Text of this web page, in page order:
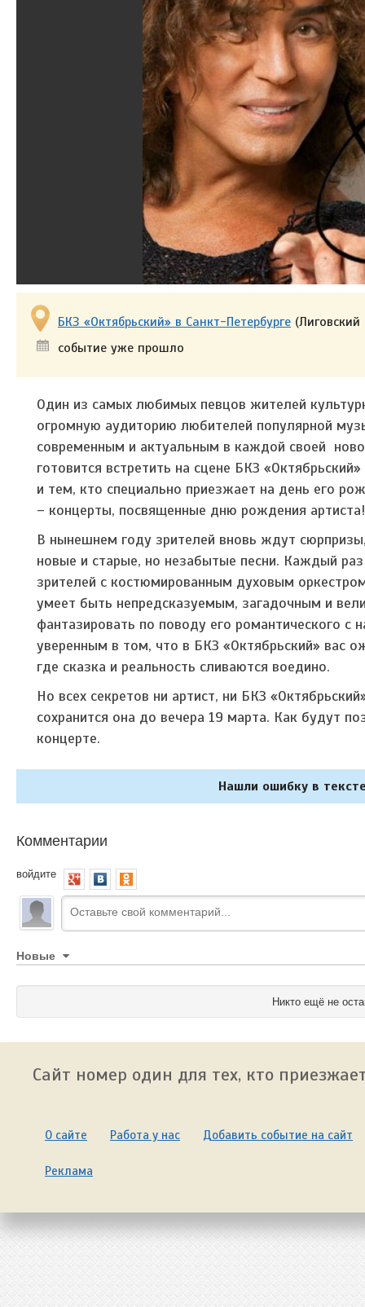
БКЗ «Октябрьский» в Санкт-Петербурге
событие уже прошло
Один из самых любимых певцов жителей
огромную аудиторию любителей популярной
современным и актуальным в каждой своей
готовится встретить на сцене БКЗ
и тем, кто специально приезжает на день его
– концерты, посвященные дню рождения артиста!
В нынешнем году зрителей вновь ждут
новые и старые, но незабытые песни. Каждый
зрителей с костюмированным духовым
умеет быть непредсказуемым, загадочным и
фантазировать по поводу его романтического
уверенным в том, что в БКЗ «Октябрьский» вас
где сказка и реальность сливаются воедино.
Но всех секретов ни артист, ни БКЗ
сохранится она до вечера 19 марта. Как будут
концерте.
Нашли ошибку в
Комментарии
войдите
Новые
Никто ещё не
Сайт номер один для тех, кто
О сайте Работа у нас Добавить событие на сайт
Реклама